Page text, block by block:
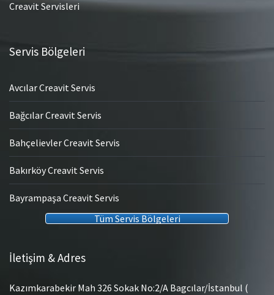
Creavit Servisleri
Servis Bölgeleri
Avcılar Creavit Servis
Bağcılar Creavit Servis
Bahçelievler Creavit Servis
Bakırköy Creavit Servis
Bayrampaşa Creavit Servis
Tüm Servis Bölgeleri
İletişim & Adres
Kazımkarabekir Mah 326 Sokak No:2/A Bagcılar/İstanbul (